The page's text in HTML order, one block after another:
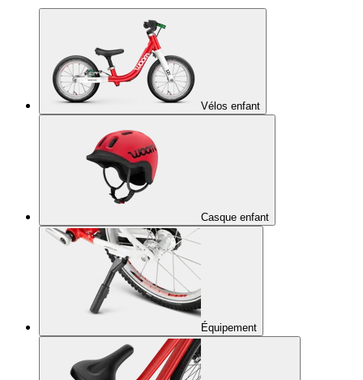
Vélos enfant
Casque enfant
Équipement